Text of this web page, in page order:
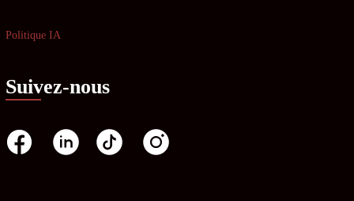
Politique IA
Suivez-nous